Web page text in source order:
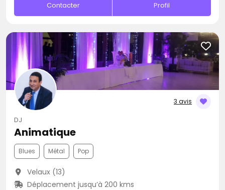
Contacter Profil
3 avis
DJ
Animatique
Blues Métal Pop
Velaux (13)
Déplacement jusqu’à 200 kms